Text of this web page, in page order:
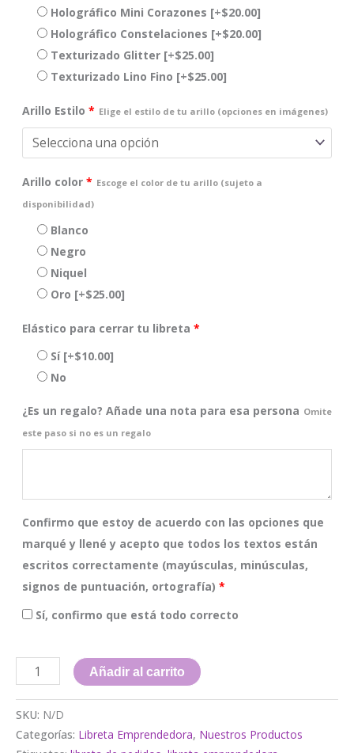
Holográfico Mini Corazones [+$20.00]
Holográfico Constelaciones [+$20.00]
Texturizado Glitter [+$25.00]
Texturizado Lino Fino [+$25.00]
Arillo Estilo * Elige el estilo de tu arillo (opciones en imágenes)
Arillo color * Escoge el color de tu arillo (sujeto a
disponibilidad)
Blanco
Negro
Niquel
Oro [+$25.00]
Elástico para cerrar tu libreta *
Sí [+$10.00]
No
¿Es un regalo? Añade una nota para esa persona Omite
este paso si no es un regalo
Confirmo que estoy de acuerdo con las opciones que
marqué y llené y acepto que todos los textos están
escritos correctamente (mayúsculas, minúsculas,
signos de puntuación, ortografía) *
Sí, confirmo que está todo correcto
Libreta
Emprendedora
|
Modelo
Añadir al carrito
SKU: N/D
Categorías: Libreta Emprendedora, Nuestros Productos